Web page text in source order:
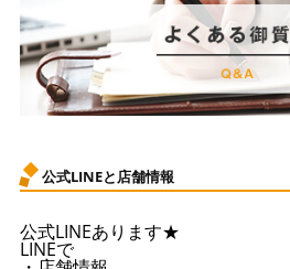
公式LINEと店舗情報
公式LINEあります★
LINEで